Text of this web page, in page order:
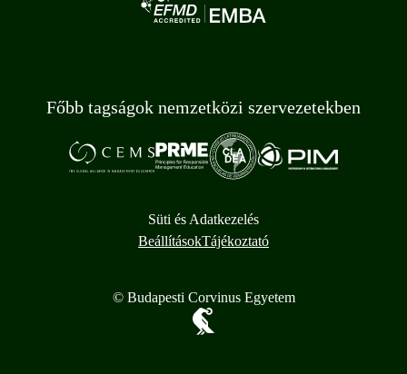
Főbb tagságok nemzetközi szervezetekben
Süti és Adatkezelés
BeállításokTájékoztató
© Budapesti Corvinus Egyetem